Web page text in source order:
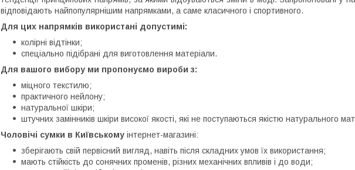
відповідають найпопулярнішим напрямками, а саме класичного і спортивного.
Для цих напрямків використані допустимі:
колірні відтінки;
спеціально підібрані для виготовлення матеріали.
Для вашого вибору ми пропонуємо вироби з:
міцного текстилю;
практичного нейлону;
натуральної шкіри;
штучних замінників шкіри високої якості, які не поступаються якістю натурального
Чоловічі сумки в Київському інтернет-магазині:
зберігають свій первісний вигляд, навіть після складних умов їх використання;
мають стійкість до сонячних променів, різних механічних впливів і до води;